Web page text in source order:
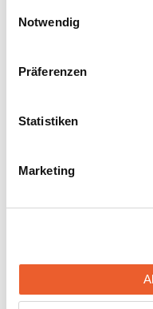
Notwendig
Präferenzen
Statistiken
Marketing
Eidmattstrasse 14
+41 44 712 80 80
PV-Indachsystem